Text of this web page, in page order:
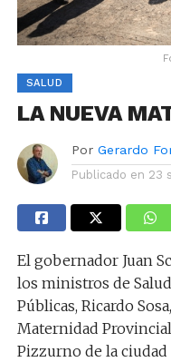
SALUD
LA NUEVA
Por Gerardo
Publicado en 23
El gobernador Juan
los ministros de
Públicas, Ricardo
Maternidad
Pizzurno de la ciudad